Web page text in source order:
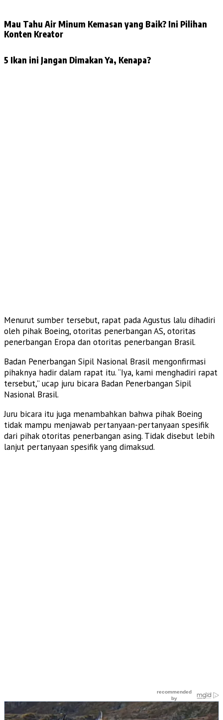
Mau Tahu Air Minum Kemasan yang Baik? Ini Pilihan
Konten Kreator
5 Ikan ini Jangan Dimakan Ya, Kenapa?
Menurut sumber tersebut, rapat pada Agustus lalu dihadiri
oleh pihak Boeing, otoritas penerbangan AS, otoritas
penerbangan Eropa dan otoritas penerbangan Brasil.
Badan Penerbangan Sipil Nasional Brasil mengonfirmasi
pihaknya hadir dalam rapat itu. “Iya, kami menghadiri rapat
tersebut,” ucap juru bicara Badan Penerbangan Sipil
Nasional Brasil.
Juru bicara itu juga menambahkan bahwa pihak Boeing
tidak mampu menjawab pertanyaan-pertanyaan spesifik
dari pihak otoritas penerbangan asing. Tidak disebut lebih
lanjut pertanyaan spesifik yang dimaksud.